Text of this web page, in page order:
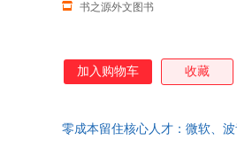
书之源外文图书
加入购物车 收藏
零成本留住核心人才：微软、